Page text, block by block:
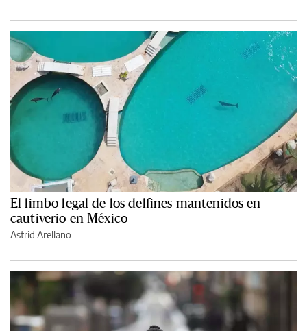
El limbo legal de los delfines mantenidos en
cautiverio en México
Astrid Arellano